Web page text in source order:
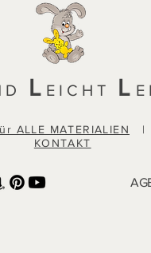
L EICHT L
ALLE MATERIALIEN
KONTAKT